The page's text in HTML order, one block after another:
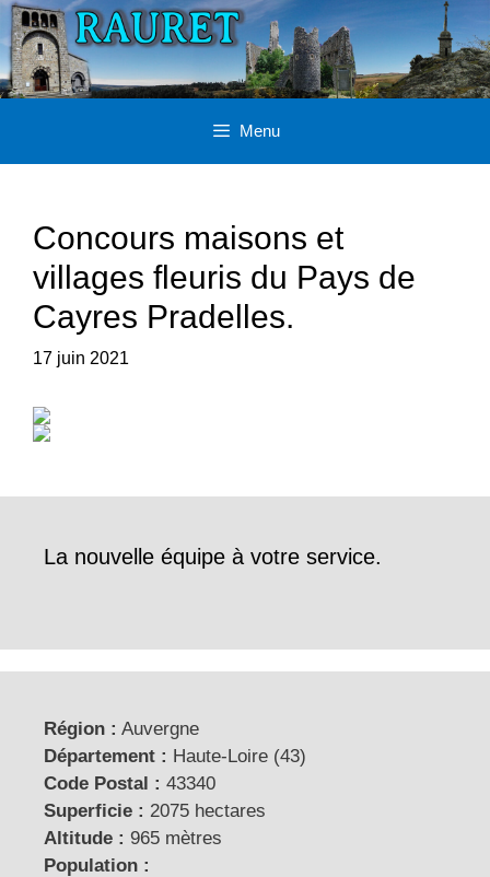
Aller
au
contenu
Menu
Concours maisons et
villages fleuris du Pays de
Cayres Pradelles.
17 juin 2021
La nouvelle équipe à votre service.
Région : Auvergne
Département : Haute-Loire (43)
Code Postal : 43340
Superficie : 2075 hectares
Altitude : 965 mètres
Population :